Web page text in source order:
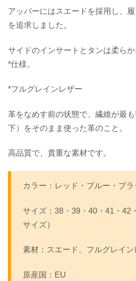
アッパーにはスエードを採用し、
を追求しました。
サイドのインサートとタンは柔ら
*仕様。
*フルグレインレザー
革をなめす前の状態で、繊維が最
下）をそのまま使った革のこと。
高品質で、貴重な素材です。
カラー：レッド・ブルー・ブラ
サイズ：38・39・40・41・42
サイズ）
素材：スエード、フルグレイン
原産国：EU